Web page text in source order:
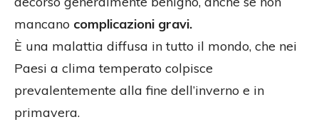
mancano complicazioni gravi.
È una malattia diffusa in tutto il mondo, che nei
Paesi a clima temperato colpisce
prevalentemente alla fine dell’inverno e in
primavera.